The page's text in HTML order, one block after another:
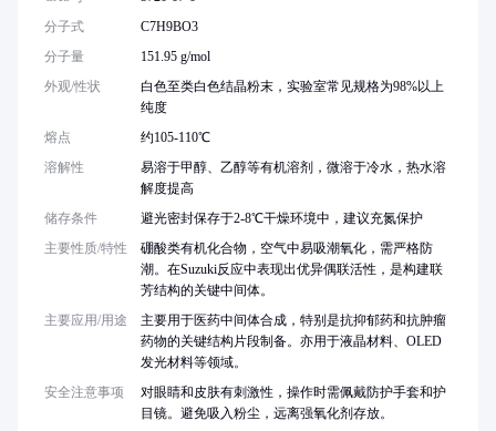
分子式
C7H9BO3
分子量
151.95 g/mol
外观/性状
白色至类白色结晶粉末，实验室常见规格为98%以上
纯度
熔点
约105-110℃
溶解性
易溶于甲醇、乙醇等有机溶剂，微溶于冷水，热水溶
解度提高
储存条件
避光密封保存于2-8℃干燥环境中，建议充氮保护
主要性质/特性
硼酸类有机化合物，空气中易吸潮氧化，需严格防
潮。在Suzuki反应中表现出优异偶联活性，是构建联
芳结构的关键中间体。
主要应用/用途
主要用于医药中间体合成，特别是抗抑郁药和抗肿瘤
药物的关键结构片段制备。亦用于液晶材料、OLED
发光材料等领域。
安全注意事项
对眼睛和皮肤有刺激性，操作时需佩戴防护手套和护
目镜。避免吸入粉尘，远离强氧化剂存放。